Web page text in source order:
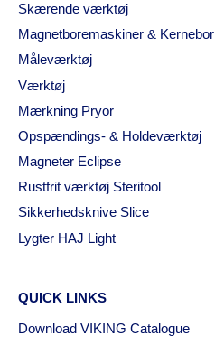
Skærende værktøj
Magnetboremaskiner & Kernebor
Måleværktøj
Værktøj
Mærkning Pryor
Opspændings- & Holdeværktøj
Magneter Eclipse
Rustfrit værktøj Steritool
Sikkerhedsknive Slice
Lygter HAJ Light
QUICK LINKS
Download VIKING Catalogue